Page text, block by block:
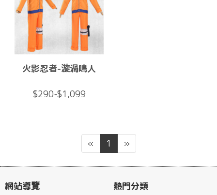
火影忍者-漩渦鳴人
$290-$1,099
« 1 »
網站導覽
熱門分類